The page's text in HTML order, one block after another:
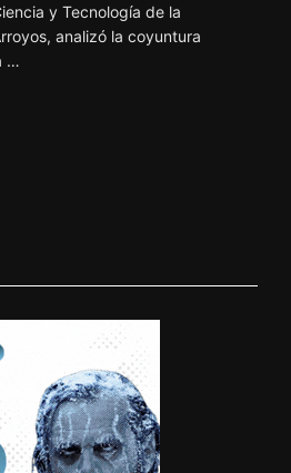
y Tecnología de la
analizó la coyuntura
…